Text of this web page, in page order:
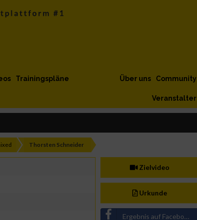
Trainingspläne Community
Über uns
Veranstalter
Thorsten Schneider
Zielvideo
Urkunde
Ergebnis auf Facebook teilen